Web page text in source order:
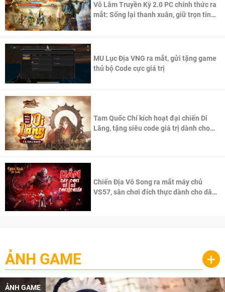
Võ Lâm Truyền Kỳ 2.0 PC chính thức ra
mắt: Sống lại thanh xuân, giữ trọn tinh
MU Lục Địa VNG ra mắt, gửi tặng game
thủ bộ Code cực giá trị
Tam Quốc Chí kích hoạt đại chiến Di
Lăng, tặng siêu code giá trị dành cho
Chiến Địa Vô Song ra mắt máy chủ
VS57, sân chơi đích thực dành cho dân
ẢNH GAME +
ẢNH GAME